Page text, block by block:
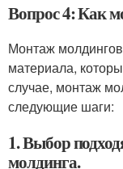
Вопрос 4: Как
Монтаж
материала,
случае, монтаж
следующие шаги:
1. Выбор
молдинга.